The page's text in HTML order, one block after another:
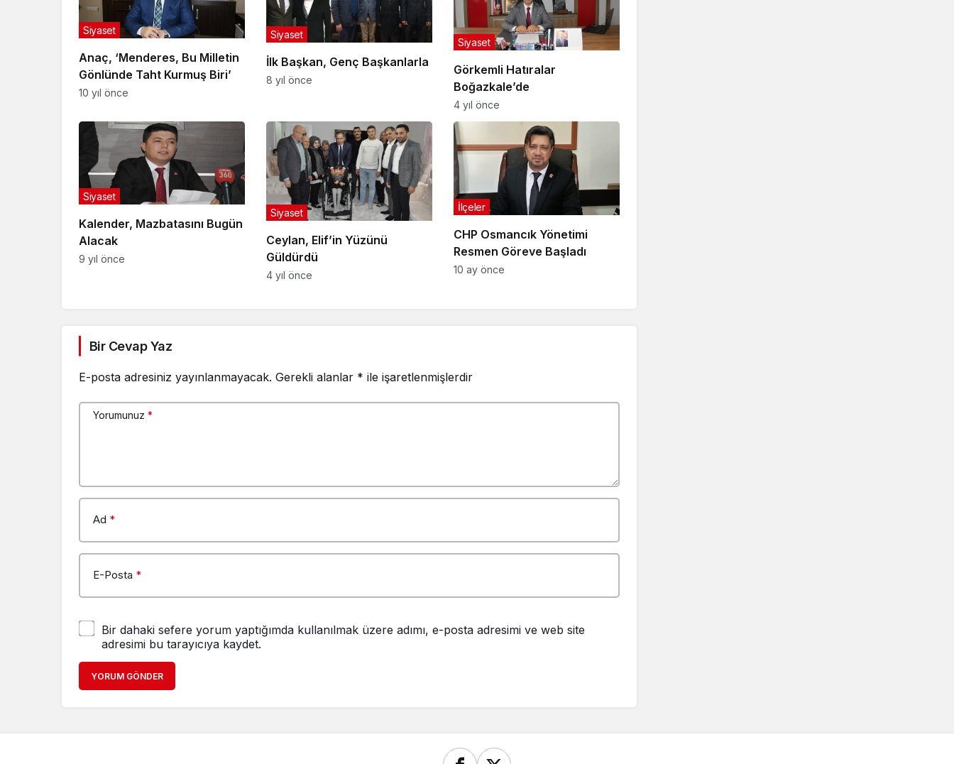
Anaç, ‘Menderes, Bu Milletin
Gönlünde Taht Kurmuş Biri’
Siyaset
10 yıl önce
İlk Başkan, Genç Başkanlarla
Siyaset
8 yıl önce
Görkemli Hatıralar
Boğazkale’de
Siyaset
4 yıl önce
Kalender, Mazbatasını Bugün
Alacak
Siyaset
9 yıl önce
Ceylan, Elif’in Yüzünü
Güldürdü
Siyaset
4 yıl önce
CHP Osmancık Yönetimi
Resmen Göreve Başladı
İlçeler
10 ay önce
Bir Cevap Yaz
E-posta adresiniz yayınlanmayacak. Gerekli alanlar * ile işaretlenmişlerdir
Yorumunuz *
Ad *
E-Posta *
Bir dahaki sefere yorum yaptığımda kullanılmak üzere adımı, e-posta adresimi ve web site
adresimi bu tarayıcıya kaydet.
YORUM GÖNDER